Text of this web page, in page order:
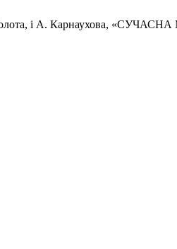
і А. Карнаухова,